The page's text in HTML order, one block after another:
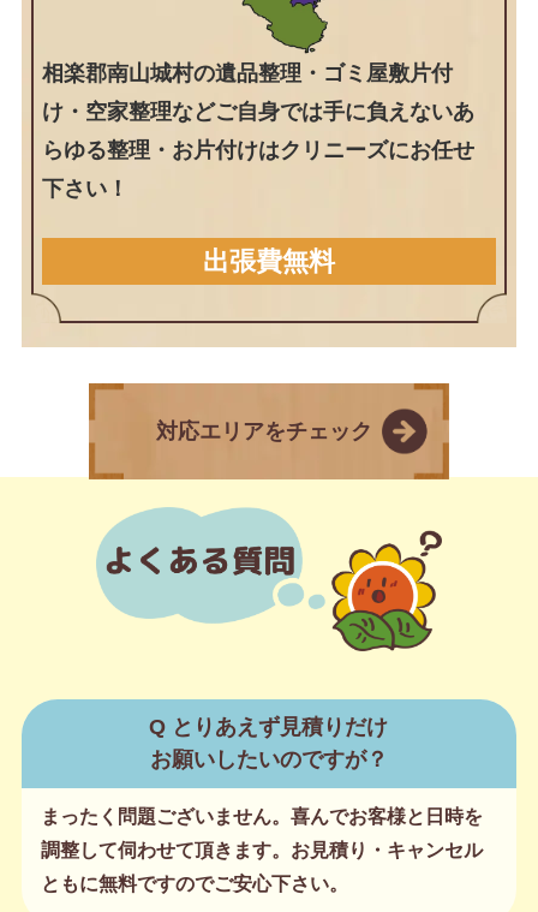
相楽郡南山城村の遺品整理・ゴミ屋敷片付
け・空家整理などご自身では手に負えないあ
らゆる整理・お片付けはクリニーズにお任せ
下さい！
出張費無料
対応エリアをチェック
Q とりあえず見積りだけ
お願いしたいのですが？
まったく問題ございません。喜んでお客様と日時を
調整して伺わせて頂きます。お見積り・キャンセル
ともに無料ですのでご安心下さい。